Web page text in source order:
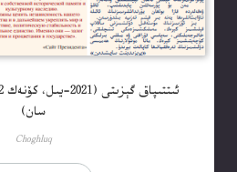
سان)
Choghluq